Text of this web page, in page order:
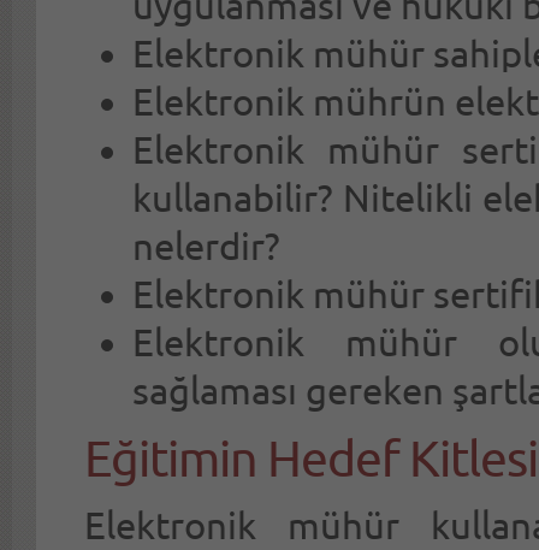
Elektronik mühür
Elektronik mührün
Elektronik mühür
kullanabilir? Nitelikli
nelerdir?
Elektronik mühür
Elektronik mühür
sağlaması gereken
Eğitimin Hedef Kitlesi
Elektronik mühür